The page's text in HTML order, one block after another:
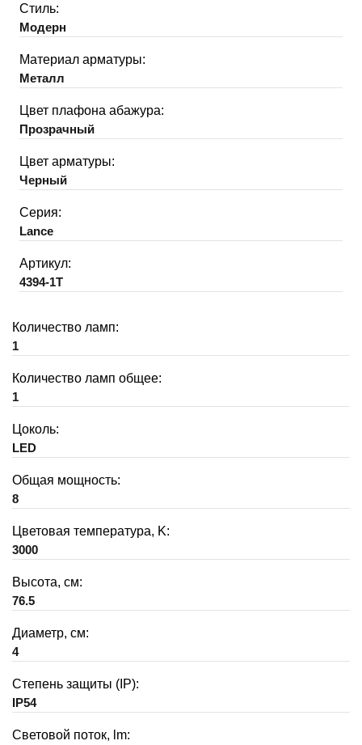
Стиль:
Модерн
Материал арматуры:
Металл
Цвет плафона абажура:
Прозрачный
Цвет арматуры:
Черный
Серия:
Lance
Артикул:
4394-1T
Количество ламп:
1
Количество ламп общее:
1
Цоколь:
LED
Общая мощность:
8
Цветовая температура, K:
3000
Высота, см:
76.5
Диаметр, см:
4
Степень защиты (IP):
IP54
Световой поток, lm: